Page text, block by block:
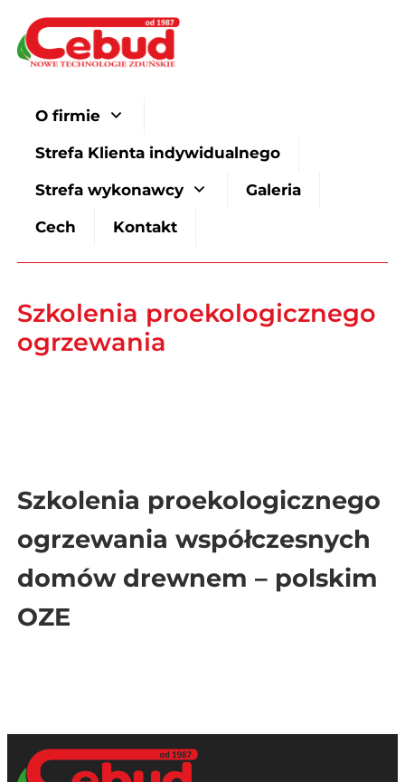
O firmie
Strefa Klienta indywidualnego
Strefa wykonawcy Galeria
Cech Kontakt
Szkolenia proekologicznego
ogrzewania
Szkolenia proekologicznego
ogrzewania współczesnych
domów drewnem – polskim
OZE